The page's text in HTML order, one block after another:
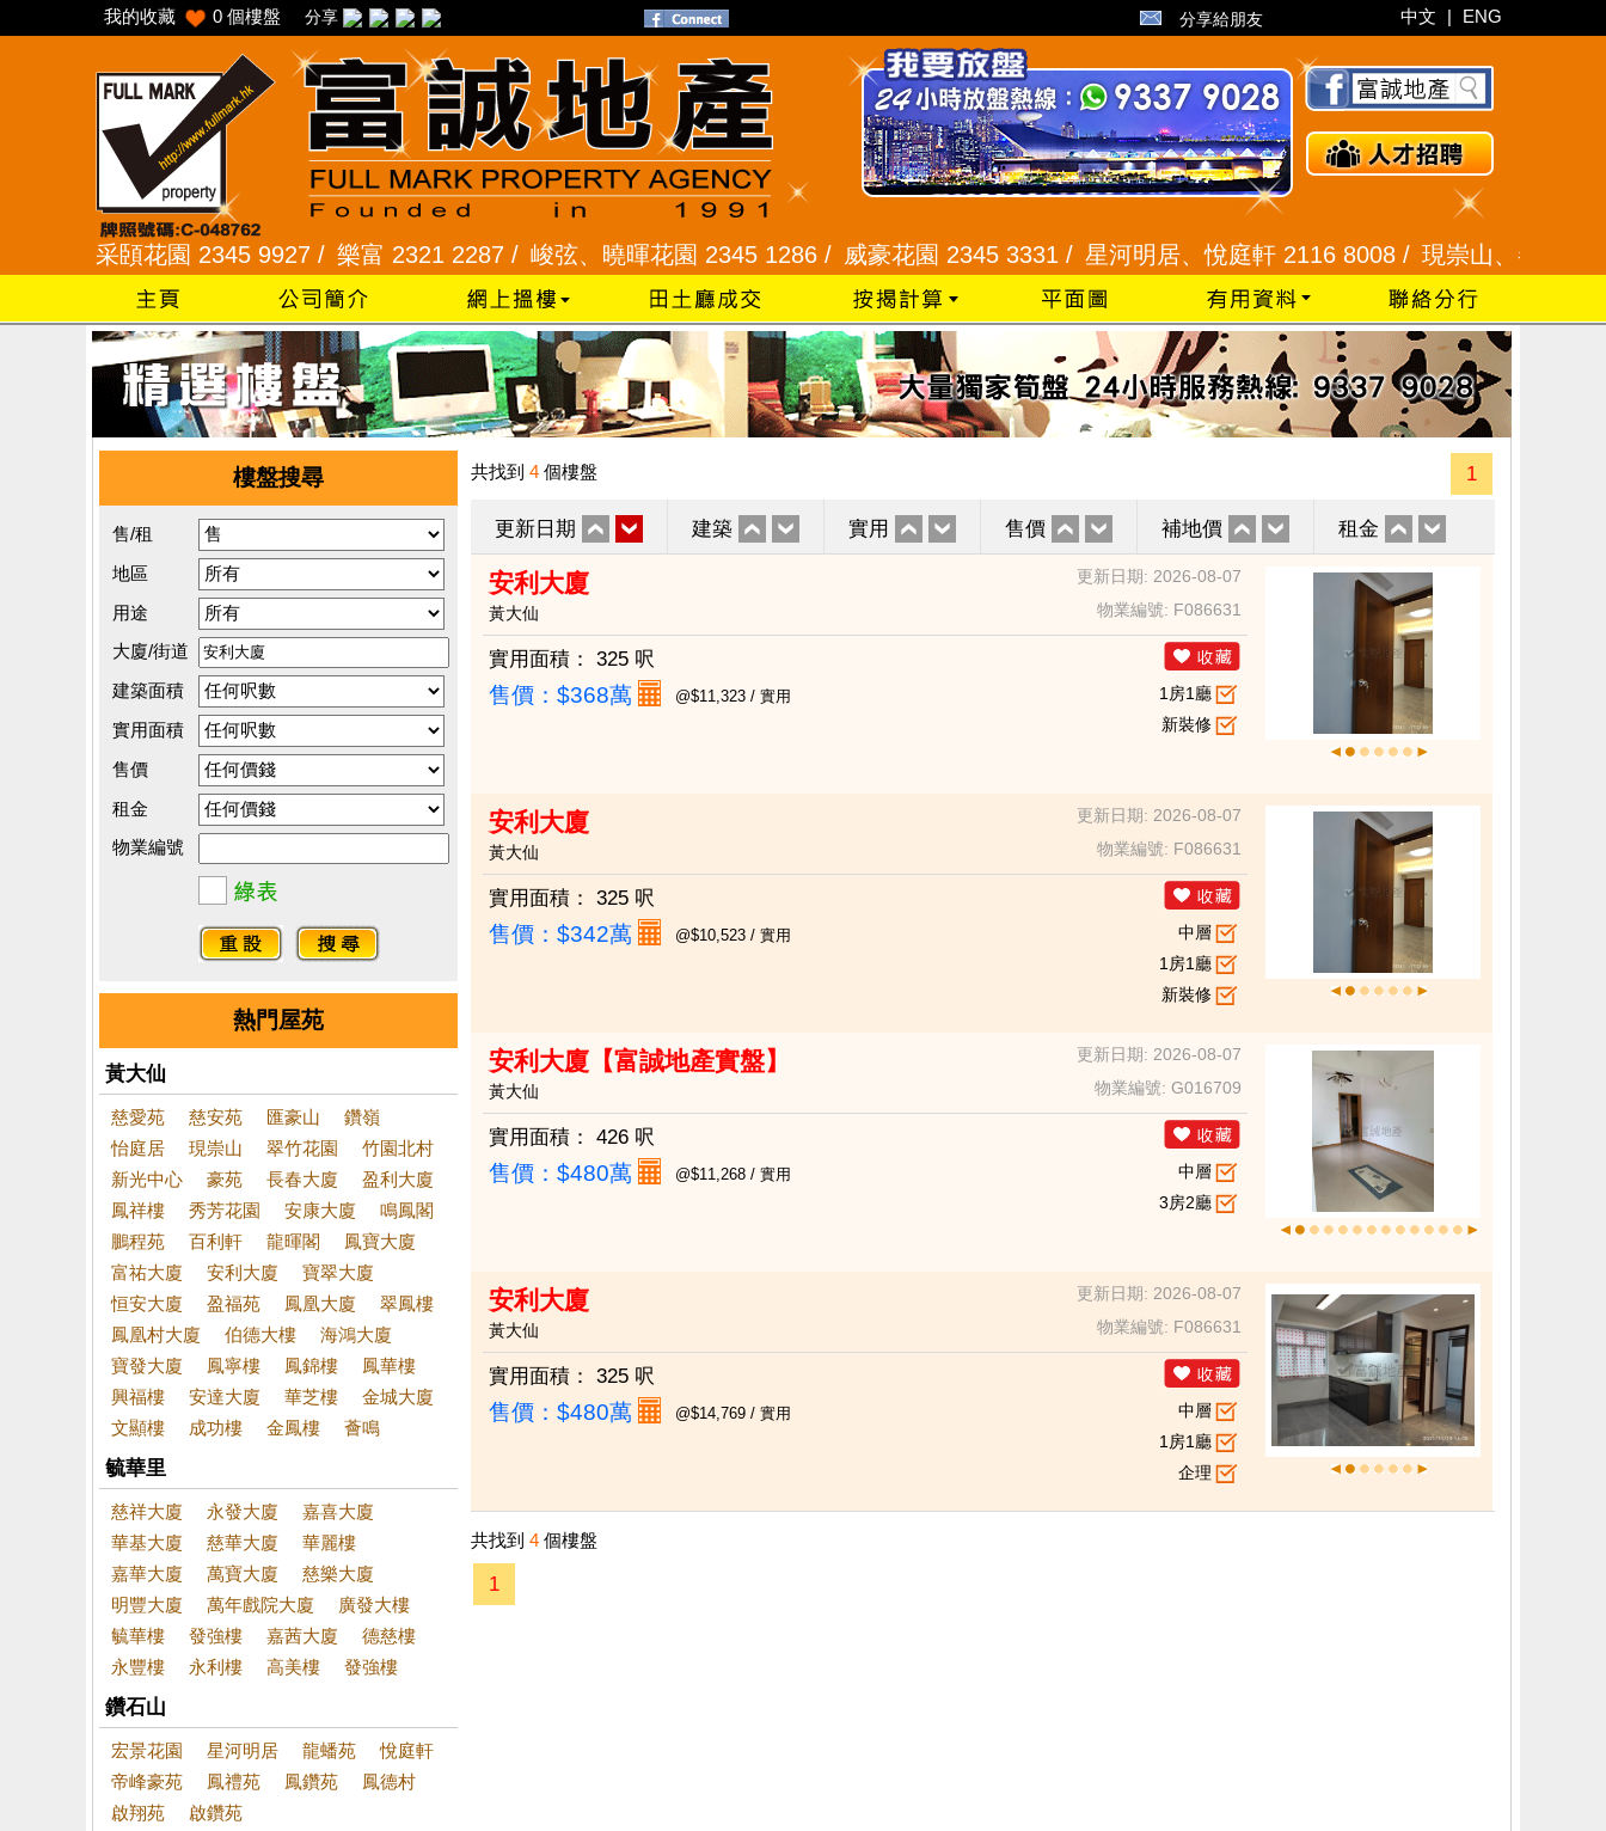
我的收藏 0 個樓盤 分享 分享給朋友 中文 | ENG
采頣花園 2345 9927 /樂富 2321 2287 /峻弦、曉暉花園 2345 1286 /威豪花園 2345 3331 /星河明居、悅庭軒 2116 8008 /現崇山、譽港灣 2345
樓盤搜尋
售/租
地區
用途
大廈/街道
建築面積
實用面積
售價
租金
物業編號
熱門屋苑
黃大仙
慈愛苑 慈安苑 匯豪山
鑽嶺
怡庭居
現崇山 翠竹花園
竹園北村
新光中心
豪苑 長春大廈
盈利大廈
鳳祥樓
秀芳花園 安康大廈
鳴鳳閣
鵬程苑
百利軒 龍暉閣
鳳寶大廈
富祐大廈
安利大廈
寶翠大廈
恒安大廈
盈福苑 鳳凰大廈
翠鳳樓
鳳凰村大廈
伯德大樓
海鴻大廈
寶發大廈
鳳寧樓 鳳錦樓
鳳華樓
興福樓
安達大廈 華芝樓
金城大廈
文顯樓
成功樓 金鳳樓 薈鳴
毓華里
慈祥大廈 永發大廈
嘉喜大廈
華基大廈
慈華大廈
華麗樓
嘉華大廈
萬寶大廈
慈樂大廈
明豐大廈
萬年戲院大廈
廣發大樓
毓華樓
發強樓 嘉茜大廈
德慈樓
永豐樓
永利樓 高美樓 發強樓
鑽石山
宏景花園 星河明居 龍蟠苑
悅庭軒
帝峰豪苑
鳳禮苑 鳳鑽苑
鳳德村
啟翔苑
啟鑽苑
共找到 4 個樓盤 1
更新日期 建築 實用 售價 補地價 租金
安利大廈
更新日期: 2026-08-07
黃大仙
物業編號: F086631
實用面積： 325 呎
售價： $368萬 @$11,323 / 實用
1房1廳
新裝修
安利大廈
更新日期: 2026-08-07
黃大仙
物業編號: F086631
實用面積： 325 呎
售價： $342萬 @$10,523 / 實用
中層
1房1廳
新裝修
安利大廈【富誠地產實盤】
更新日期: 2026-08-07
黃大仙
物業編號: G016709
實用面積： 426 呎
售價： $480萬 @$11,268 / 實用
中層
3房2廳
安利大廈
更新日期: 2026-08-07
黃大仙
物業編號: F086631
實用面積： 325 呎
售價： $480萬 @$14,769 / 實用
中層
1房1廳
企理
共找到 4 個樓盤
1